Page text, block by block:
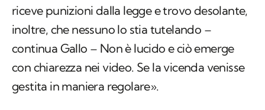
riceve punizioni dalla legge e trovo desolante,
inoltre, che nessuno lo stia tutelando –
continua Gallo – Non è lucido e ciò emerge
con chiarezza nei video. Se la vicenda venisse
gestita in maniera regolare».